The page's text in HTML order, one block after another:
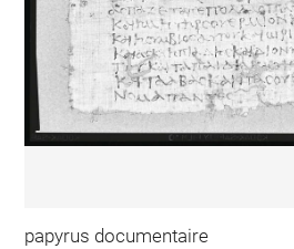
papyrus documentaire